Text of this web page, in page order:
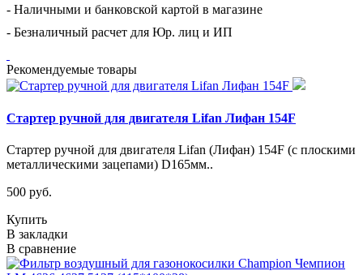
- Наличными и банковской картой в магазине
- Безналичный расчет для Юр. лиц и ИП
Рекомендуемые товары
Стартер ручной для двигателя Lifan Лифан 154F
Стартер ручной для двигателя Lifan (Лифан) 154F (с плоскими
металлическими зацепами) D165мм..
500 руб.
Купить
В закладки
В сравнение